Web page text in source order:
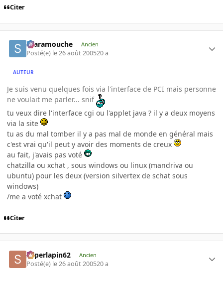
Citer
Scaramouche Ancien
Posté(e) le 26 août 200520 a
AUTEUR
Je suis venu quelques fois via l'interface de PCI mais personne
ne voulait me parler... snif
tu veux dire l'interface cgi ou l'applet java ? il y a deux moyens
via la site
tu as du mal tomber il y a pas mal de monde en général mais
c'est vrai qu'il peut y avoir des moments de creux
au fait, j'avais pas voté
chatzilla ou xchat , sous windows ou linux (mandriva ou
ubuntu) pour les deux (version silvertex de schat sous
windows)
/me a voté xchat
Citer
superlapin62 Ancien
Posté(e) le 26 août 200520 a